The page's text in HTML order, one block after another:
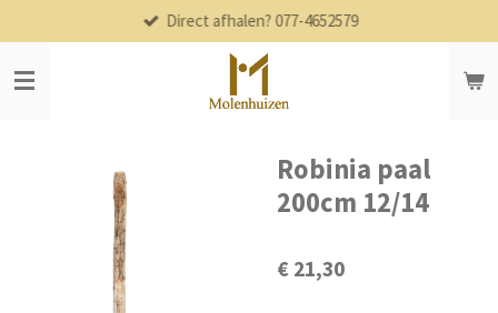
direct
naar
de
Direct afhalen? 077-4652579
Robinia paal
200cm 12/14
€ 21,30